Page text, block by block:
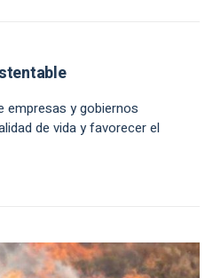
empresas y gobiernos
de vida y favorecer el